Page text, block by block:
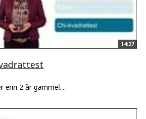
14:27
enn 2 år gammel....